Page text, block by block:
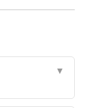
▼